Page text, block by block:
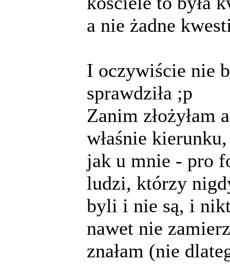
a nie żadne
I oczywiście nie
sprawdziła ;p
Zanim złożyłam
właśnie
jak u mnie - pro
ludzi, którzy
byli i nie są, i
nawet nie
znałam (nie